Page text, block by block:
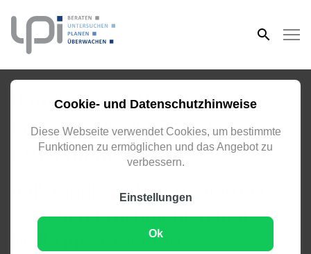
Cookie- und Datenschutzhinweise
Diese Webseite verwendet Cookies, um bestimmte
Funktionen zu ermöglichen und das Angebot zu
verbessern.
Einstellungen
Ok
Bauüberwachung Bahn:
Erneuerung der Strecke
Bruchmühlen–Melle
Vollständige Gleiserneuerung
zwischen Bruchmühlen und
Melle im effizienten